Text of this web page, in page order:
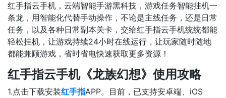
红手指云手机，云端智能手游黑科技，游戏任务智能挂机一
条龙，用智能化代替手动操作，不论是主线任务，还是日常
任务，以及各种日常副本关卡，交给红手指云手机统统都能
轻松挂机，让游戏持续24小时在线运行，让玩家随时随地
都能兼顾游戏，省时省电快速获取更多资源！
红手指云手机《龙族幻想》使用攻略
1.点击下载安装红手指APP。目前，已支持安卓端、iOS